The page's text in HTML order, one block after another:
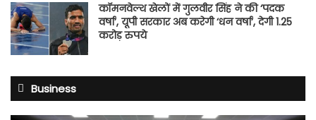
कॉमनवेल्थ खेलों में गुलवीर सिंह ने की ‘पदक
वर्षा’, यूपी सरकार अब करेगी ‘धन वर्षा’, देगी 1.25
करोड़ रुपये
Business